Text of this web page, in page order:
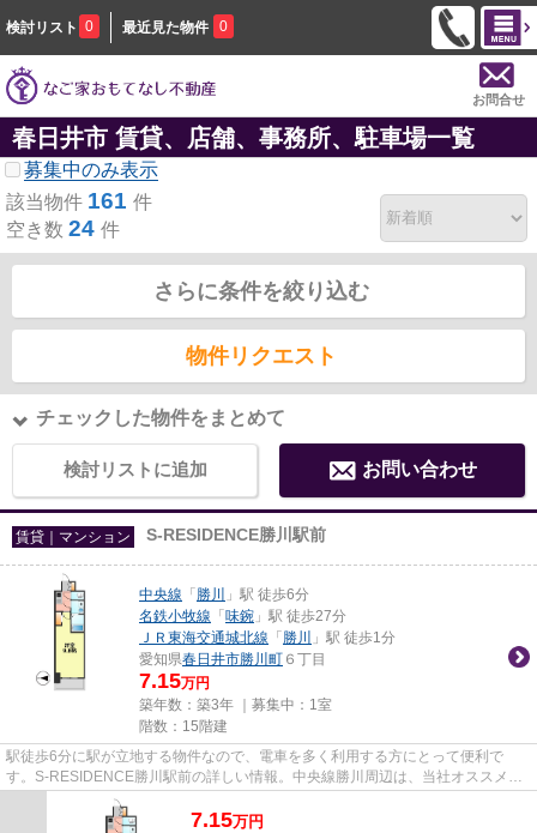
検討リスト 0 最近見た物件 0
お問合せ
春日井市 賃貸、店舗、事務所、駐車場一覧
募集中のみ表示
該当物件 161 件
空き数 24 件
さらに条件を絞り込む
物件リクエスト
チェックした物件をまとめて
検討リストに追加 お問い合わせ
賃貸｜マンション S-RESIDENCE勝川駅前
中央線 「 勝川
」駅 徒歩6分
名鉄小牧線 「 味鋺 」駅 徒歩27分
ＪＲ東海交通城北線 「 勝川
」駅 徒歩1分
愛知県春日井市勝川町 ６丁目
7.15万円
築年数：築3年 ｜募集中： 1室
階数：15階建
駅徒歩6分に駅が立地する物件なので、電車を多く利用する方にとって便利で
す。S-RESIDENCE勝川駅前の詳しい情報。中央線勝川周辺は、当社オススメの
賃貸物件が豊富にあります。気にな...
7.15万円